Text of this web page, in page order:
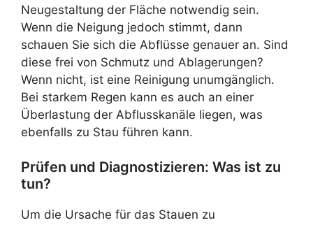
Neugestaltung der Fläche notwendig sein.
Wenn die Neigung jedoch stimmt, dann
schauen Sie sich die Abflüsse genauer an. Sind
diese frei von Schmutz und Ablagerungen?
Wenn nicht, ist eine Reinigung unumgänglich.
Bei starkem Regen kann es auch an einer
Überlastung der Abflusskanäle liegen, was
ebenfalls zu Stau führen kann.
Prüfen und Diagnostizieren: Was ist zu
tun?
Um die Ursache für das Stauen zu